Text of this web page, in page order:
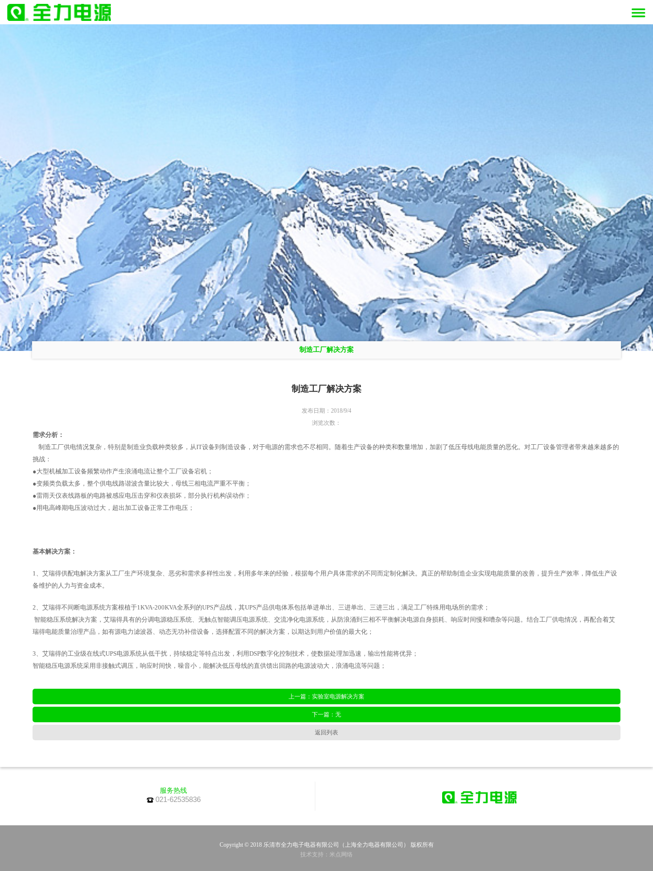
制造工厂解决方案
制造工厂解决方案
发布日期：2018/9/4
浏览次数：
需求分析：
制造工厂供电情况复杂，特别是制造业负载种类较多，从IT设备到制造设备，对于电源的需求也不尽相同。随着生产设备的种类和数量增加，加剧了低压母线电能质量的恶化。对工厂设备管理者带来越来越多的
挑战：
●大型机械加工设备频繁动作产生浪涌电流让整个工厂设备宕机；
●变频类负载太多，整个供电线路谐波含量比较大，母线三相电流严重不平衡；
●雷雨天仪表线路板的电路被感应电压击穿和仪表损坏，部分执行机构误动作；
●用电高峰期电压波动过大，超出加工设备正常工作电压；
基本解决方案：
1、艾瑞得供配电解决方案从工厂生产环境复杂、恶劣和需求多样性出发，利用多年来的经验，根据每个用户具体需求的不同而定制化解决。真正的帮助制造企业实现电能质量的改善，提升生产效率，降低生产设
备维护的人力与资金成本。
2、艾瑞得不间断电源系统方案根植于1KVA-200KVA全系列的UPS产品线，其UPS产品供电体系包括单进单出、三进单出、三进三出，满足工厂特殊用电场所的需求；
智能稳压系统解决方案，艾瑞得具有的分调电源稳压系统、无触点智能调压电源系统、交流净化电源系统，从防浪涌到三相不平衡解决电源自身损耗、响应时间慢和嘈杂等问题。结合工厂供电情况，再配合着艾
瑞得电能质量治理产品，如有源电力滤波器、动态无功补偿设备，选择配置不同的解决方案，以期达到用户价值的最大化；
3、艾瑞得的工业级在线式UPS电源系统从低干扰，持续稳定等特点出发，利用DSP数字化控制技术，使数据处理加迅速，输出性能将优异；
智能稳压电源系统采用非接触式调压，响应时间快，噪音小，能解决低压母线的直供馈出回路的电源波动大，浪涌电流等问题；
上一篇：实验室电源解决方案
下一篇：无
返回列表
服务热线
021-62535836
Copyright © 2018 乐清市全力电子电器有限公司（上海全力电器有限公司） 版权所有
技术支持：米点网络